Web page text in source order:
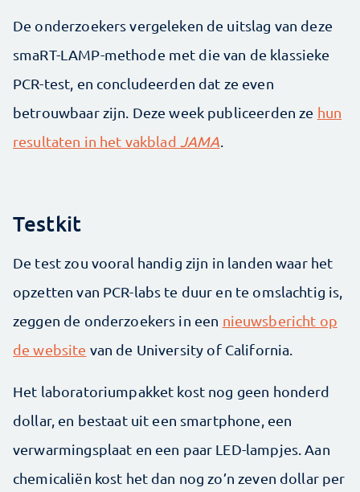
De onderzoekers vergeleken de uitslag van deze
smaRT-LAMP-methode met die van de klassieke
PCR-test, en concludeerden dat ze even
betrouwbaar zijn. Deze week publiceerden ze hun
resultaten in het vakblad JAMA
Testkit
De test zou vooral handig zijn in landen waar het
opzetten van PCR-labs te duur en te omslachtig is,
zeggen de onderzoekers in een nieuwsbericht op
de website van de University of California.
Het laboratoriumpakket kost nog geen honderd
dollar, en bestaat uit een smartphone, een
verwarmingsplaat en een paar LED-lampjes. Aan
chemicaliën kost het dan nog zo’n zeven dollar per